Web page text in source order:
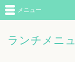
ランチメニ
メニュー